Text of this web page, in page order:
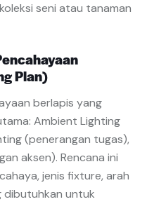
seni atau tanaman
Plan)
berlapis yang
Ambient Lighting
(penerangan tugas),
aksen). Rencana ini
jenis fixture, arah
dibutuhkan untuk